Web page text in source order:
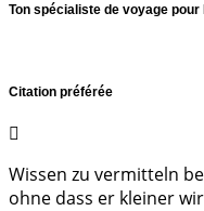
Ton spécialiste de voyage pour
Citation préférée
Wissen zu vermitteln
ohne dass er kleiner